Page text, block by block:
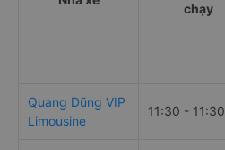
chạy
Quang Dũng VIP
Limousine
11:30 - 11:30